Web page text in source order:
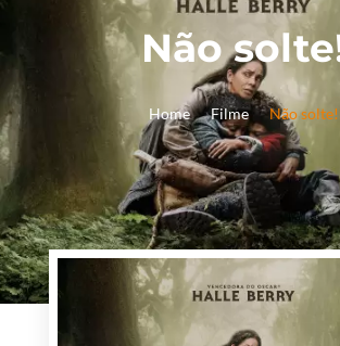
Não
Home Filme Não solte!